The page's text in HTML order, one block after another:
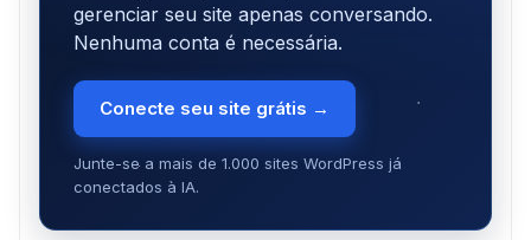
gerenciar seu site apenas conversando.
Nenhuma conta é necessária.
Conecte seu site grátis →
Junte-se a mais de 1.000 sites WordPress já
conectados à IA.